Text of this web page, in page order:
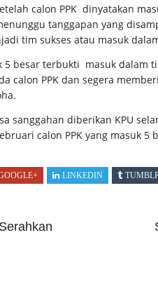
calon PPK dinyatakan
tanggapan yang
tim sukses atau masuk
5 besar terbukti masuk dalam
calon PPK dan segera
sanggahan diberikan KPU
calon PPK yang masuk 5
LINKEDIN